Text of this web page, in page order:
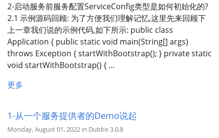
2-启动服务前服务配置ServiceConfig类型是如何初始化的?
2.1 示例源码回顾: 为了方便我们理解记忆,这里先来回顾下
上一章我们说的示例代码,如下所示: public class
Application { public static void main(String[] args)
throws Exception { startWithBootstrap(); } private static
void startWithBootstrap() { …
更多
1-从一个服务提供者的Demo说起
Monday, August 01, 2022 in Dubbo 3.0.8